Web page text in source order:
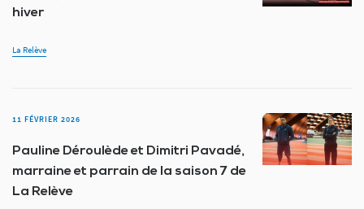
hiver
La Relève
11 FÉVRIER 2026
Pauline Déroulède et Dimitri Pavadé,
marraine et parrain de la saison 7 de
La Relève